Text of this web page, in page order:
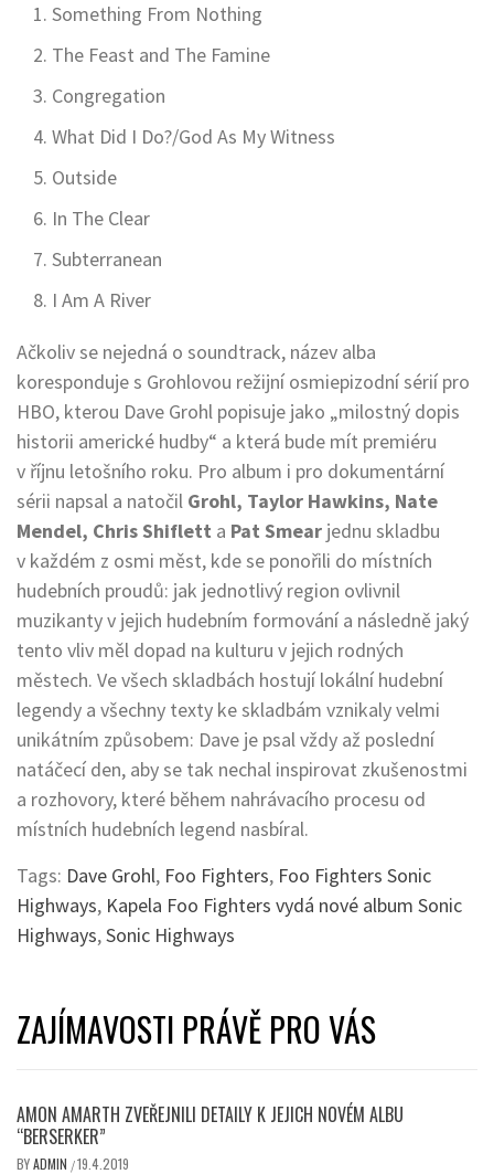
Something From Nothing
The Feast and The Famine
Congregation
What Did I Do?/God As My Witness
Outside
In The Clear
Subterranean
I Am A River
Ačkoliv se nejedná o soundtrack, název alba
koresponduje s Grohlovou režijní osmiepizodní sérií pro
HBO, kterou Dave Grohl popisuje jako „milostný dopis
historii americké hudby“ a která bude mít premiéru
v říjnu letošního roku. Pro album i pro dokumentární
sérii napsal a natočil Grohl, Taylor Hawkins, Nate
Mendel, Chris Shiflett a Pat Smear jednu skladbu
v každém z osmi měst, kde se ponořili do místních
hudebních proudů: jak jednotlivý region ovlivnil
muzikanty v jejich hudebním formování a následně jaký
tento vliv měl dopad na kulturu v jejich rodných
městech. Ve všech skladbách hostují lokální hudební
legendy a všechny texty ke skladbám vznikaly velmi
unikátním způsobem: Dave je psal vždy až poslední
natáčecí den, aby se tak nechal inspirovat zkušenostmi
a rozhovory, které během nahrávacího procesu od
místních hudebních legend nasbíral.
Tags: Dave Grohl, Foo Fighters, Foo Fighters Sonic
Highways, Kapela Foo Fighters vydá nové album Sonic
Highways,Sonic Highways
ZAJÍMAVOSTI PRÁVĚ PRO VÁS
AMON AMARTH ZVEŘEJNILI DETAILY K JEJICH NOVÉM ALBU
“BERSERKER”
BYADMIN /19.4.2019